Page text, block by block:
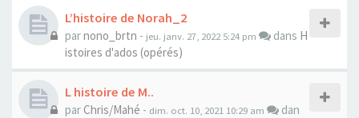
L’histoire de Norah_2
parnono_brtn - jeu. janv. 27, 2022 5:24 pm dans H
istoires d'ados (opérés)
L histoire de M..
par Chris/Mahé - dim. oct. 10, 2021 10:29 am
dan